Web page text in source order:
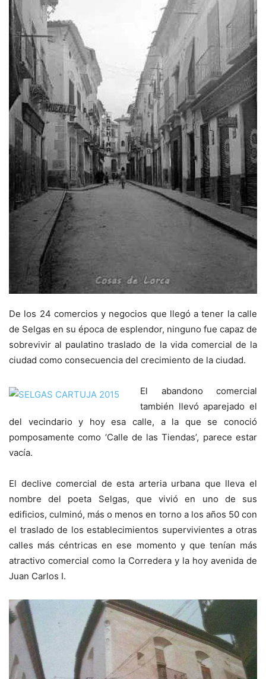
De los 24 comercios y negocios que llegó a tener la calle
de Selgas en su época de esplendor, ninguno fue capaz de
sobrevivir al paulatino traslado de la vida comercial de la
ciudad como consecuencia del crecimiento de la ciudad.
El abandono comercial
también llevó aparejado el
del vecindario y hoy esa calle, a la que se conoció
pomposamente como ‘Calle de las Tiendas’, parece estar
vacía.
El declive comercial de esta arteria urbana que lleva el
nombre del poeta Selgas, que vivió en uno de sus
edificios, culminó, más o menos en torno a los años 50 con
el traslado de los establecimientos supervivientes a otras
calles más céntricas en ese momento y que tenían más
atractivo comercial como la Corredera y la hoy avenida de
Juan Carlos I.